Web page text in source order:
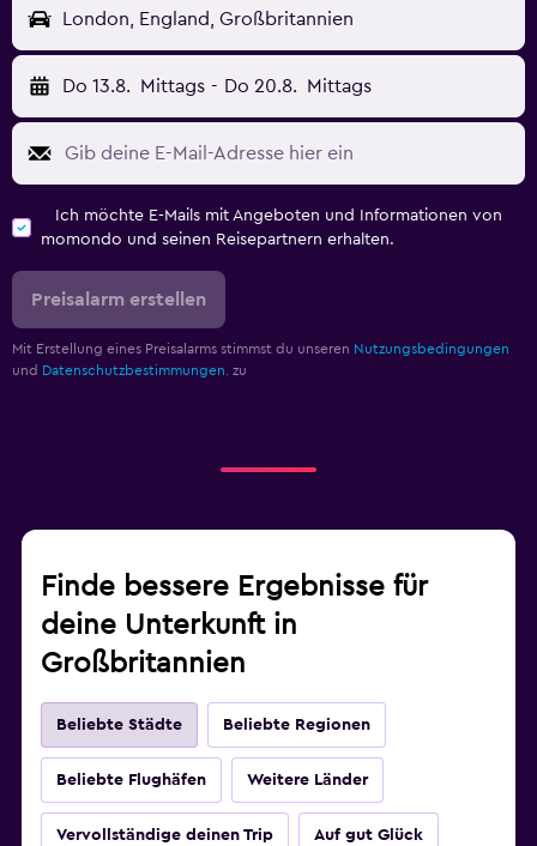
London, England, Großbritannien
Do 13.8. Mittags - Do 20.8. Mittags
Ich möchte E-Mails mit Angeboten und Informationen von
momondo und seinen Reisepartnern erhalten.
Preisalarm erstellen
Mit Erstellung eines Preisalarms stimmst du unseren Nutzungsbedingungen
und Datenschutzbestimmungen. zu
Finde bessere Ergebnisse für
deine Unterkunft in
Großbritannien
Beliebte Städte Beliebte Regionen
Beliebte Flughäfen Weitere Länder
Vervollständige deinen Trip Auf gut Glück